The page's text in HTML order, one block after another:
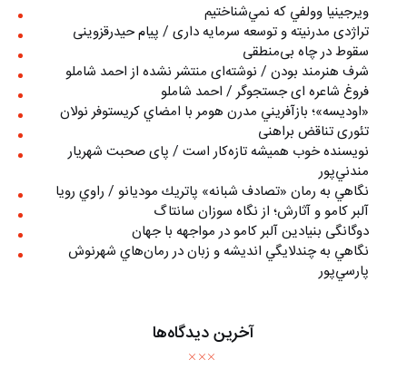
ويرجينيا وولفي كه نمي‌شناختيم
تراژدی مدرنیته و توسعه سرمایه داری / پیام حیدرقزوینی
سقوط در چاه بی‌منطقی
شرف هنرمند بودن / نوشته‌ای منتشر نشده از احمد شاملو
فروغ شاعره ای جستجوگر / احمد شاملو
«اوديسه»؛ بازآفريني مدرن هومر با امضاي كريستوفر نولان
تئوری تناقض براهنی
نويسنده خوب هميشه تازه‌كار است / پای صحبت شهريار
مندني‌پور
نگاهي به رمان «تصادف شبانه» پاتريك موديانو / راوي رويا
آلبر کامو و آثارش؛ از نگاه سوزان سانتاگ
دوگانگی بنیادین آلبر کامو در مواجهه با جهان
نگاهي به چندلايگي انديشه و زبان در رمان‌هاي شهرنوش
پارسي‌پور
آخرین دیدگاه‌ها